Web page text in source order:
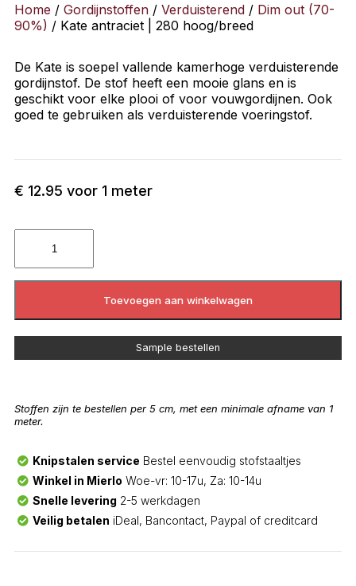
Home / Gordijnstoffen / Verduisterend / Dim out (70-
90%) / Kate antraciet | 280 hoog/breed
De Kate is soepel vallende kamerhoge verduisterende
gordijnstof. De stof heeft een mooie glans en is
geschikt voor elke plooi of voor vouwgordijnen. Ook
goed te gebruiken als verduisterende voeringstof.
€ 12.95 voor 1 meter
Toevoegen aan winkelwagen
Sample bestellen
Stoffen zijn te bestellen per 5 cm, met een minimale afname van 1
meter.
Knipstalen service Bestel eenvoudig stofstaaltjes
Winkel in Mierlo Woe-vr: 10-17u, Za: 10-14u
Snelle levering 2-5 werkdagen
Veilig betalen iDeal, Bancontact, Paypal of creditcard